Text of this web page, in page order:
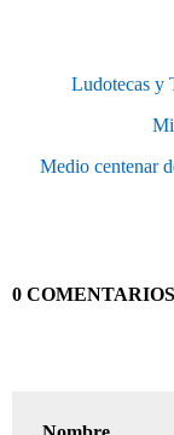
Ludotecas y
Medio centenar
0 COMENTARIOS